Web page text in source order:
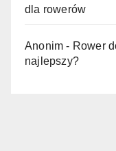
dla rowerów
Anonim - Rower
najlepszy?